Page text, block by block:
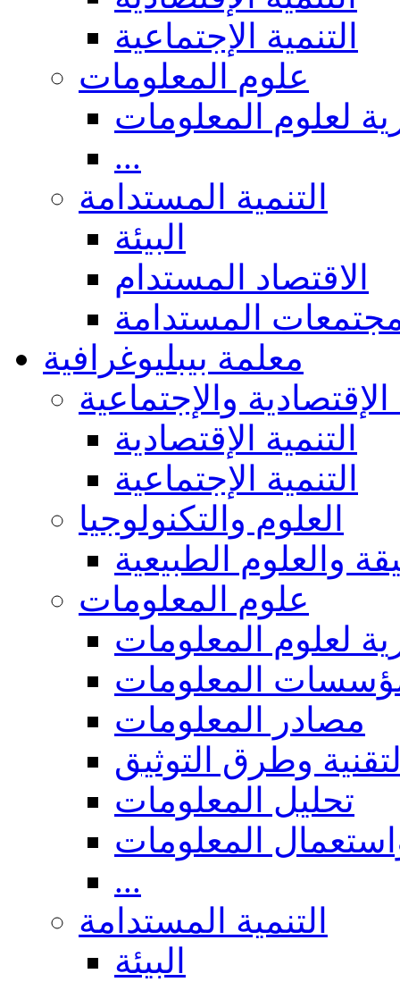
التنمية الإجتماعية
علوم المعلومات
لعلوم المعلومات
...
التنمية المستدامة
البيئة
الاقتصاد المستدام
المستدامة
معلمة بيبليوغرافية
الإقتصادية والإجتماعية
التنمية الإقتصادية
التنمية الإجتماعية
العلوم والتكنولوجيا
والعلوم الطبيعية
علوم المعلومات
لعلوم المعلومات
المعلومات
مصادر المعلومات
وطرق التوثيق
تحليل المعلومات
المعلومات
...
التنمية المستدامة
البيئة